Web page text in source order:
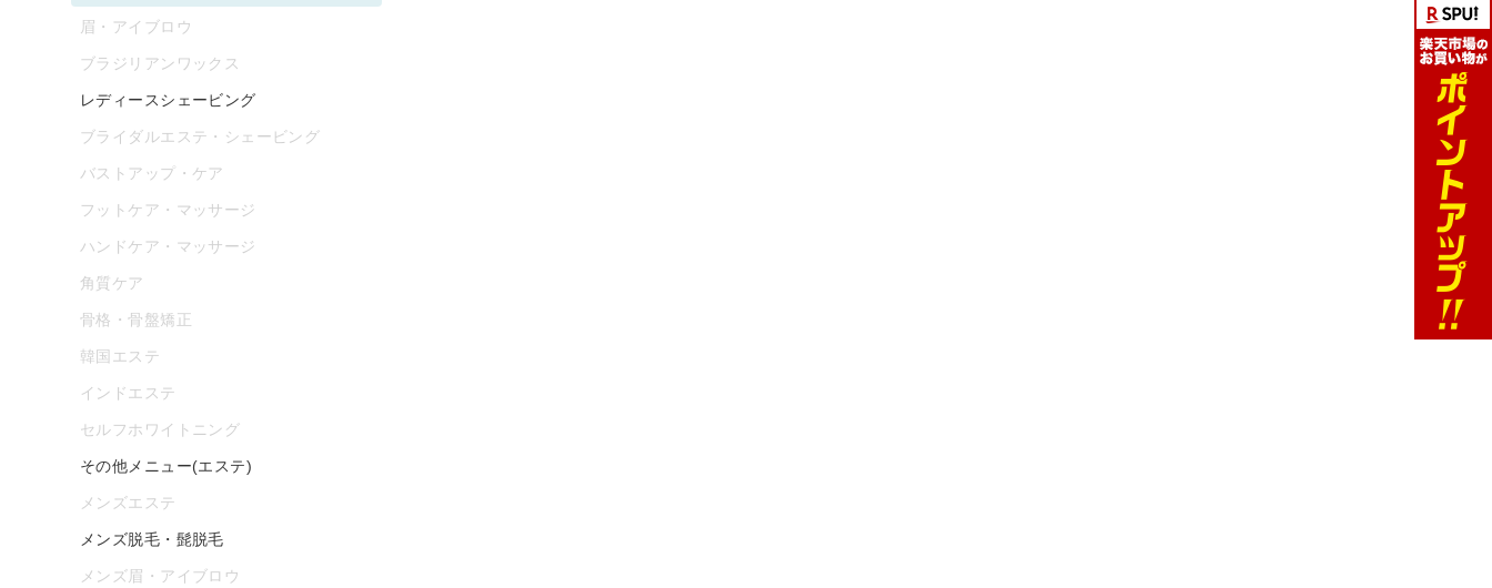
眉・アイブロウ
ブラジリアンワックス
レディースシェービング
ブライダルエステ・シェービング
バストアップ・ケア
フットケア・マッサージ
ハンドケア・マッサージ
角質ケア
骨格・骨盤矯正
韓国エステ
インドエステ
セルフホワイトニング
その他メニュー(エステ)
メンズエステ
メンズ脱毛・髭脱毛
メンズ眉・アイブロウ